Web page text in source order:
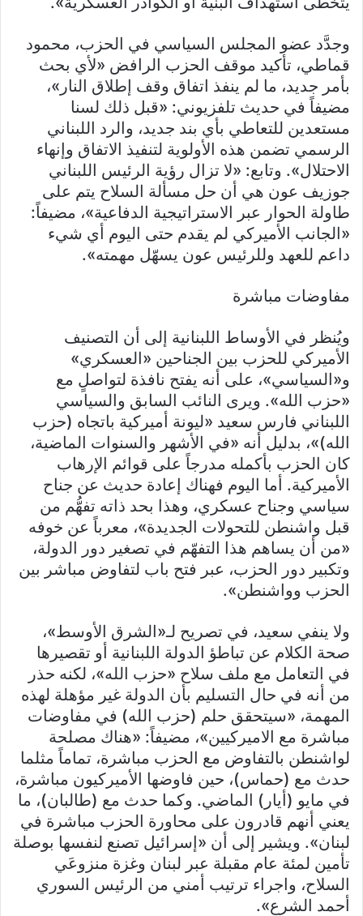
وجدَّد عضو المجلس السياسي في الحزب، محمود
قماطي، تأكيد موقف الحزب الرافض «لأي بحث
بأمر جديد، ما لم ينفذ اتفاق وقف إطلاق النار»،
مضيفاً في حديث تلفزيوني: «قبل ذلك لسنا
مستعدين للتعاطي بأي بند جديد، والرد اللبناني
الرسمي تضمن هذه الأولوية لتنفيذ الاتفاق وإنهاء
الاحتلال». وتابع: «لا تزال رؤية الرئيس اللبناني
جوزيف عون هي أن حل مسألة السلاح يتم على
طاولة الحوار عبر الاستراتيجية الدفاعية»، مضيفاً:
«الجانب الأميركي لم يقدم حتى اليوم أي شيء
داعم للعهد وللرئيس عون يسهّل مهمته».
مفاوضات مباشرة
ويُنظر في الأوساط اللبنانية إلى أن التصنيف
الأميركي للحزب بين الجناحين «العسكري»
و«السياسي»، على أنه يفتح نافذة لتواصلٍ مع
«حزب الله». ويرى النائب السابق والسياسي
اللبناني فارس سعيد «ليونة أميركية باتجاه (حزب
الله)»، بدليل أنه «في الأشهر والسنوات الماضية،
كان الحزب بأكمله مدرجاً على قوائم الإرهاب
الأميركية. أما اليوم فهناك إعادة حديث عن جناح
سياسي وجناح عسكري، وهذا بحد ذاته تفهُّم من
قبل واشنطن للتحولات الجديدة»، معرباً عن خوفه
«من أن يساهم هذا التفهّم في تصغير دور الدولة،
وتكبير دور الحزب، عبر فتح باب لتفاوض مباشر بين
الحزب وواشنطن».
ولا ينفي سعيد، في تصريح لـ«الشرق الأوسط»،
صحة الكلام عن تباطؤ الدولة اللبنانية أو تقصيرها
في التعامل مع ملف سلاح «حزب الله»، لكنه حذر
من أنه في حال التسليم بأن الدولة غير مؤهلة لهذه
المهمة، «سيتحقق حلم (حزب الله) في مفاوضات
مباشرة مع الاميركيين»، مضيفاً: «هناك مصلحة
لواشنطن بالتفاوض مع الحزب مباشرة، تماماً مثلما
حدث مع (حماس)، حين فاوضها الأميركيون مباشرة،
في مايو (أيار) الماضي. وكما حدث مع (طالبان)، ما
يعني أنهم قادرون على محاورة الحزب مباشرة في
لبنان». ويشير إلى أن «إسرائيل تصنع لنفسها بوصلة
تأمين لمئة عام مقبلة عبر لبنان وغزة منزوعَي
السلاح، واجراء ترتيب أمني من الرئيس السوري
أحمد الشرع».